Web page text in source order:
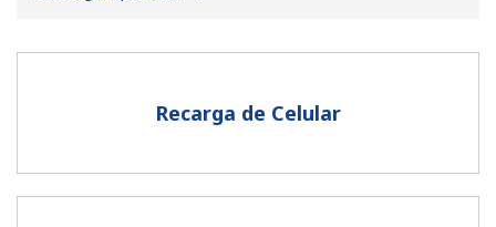
Recarga de Celular